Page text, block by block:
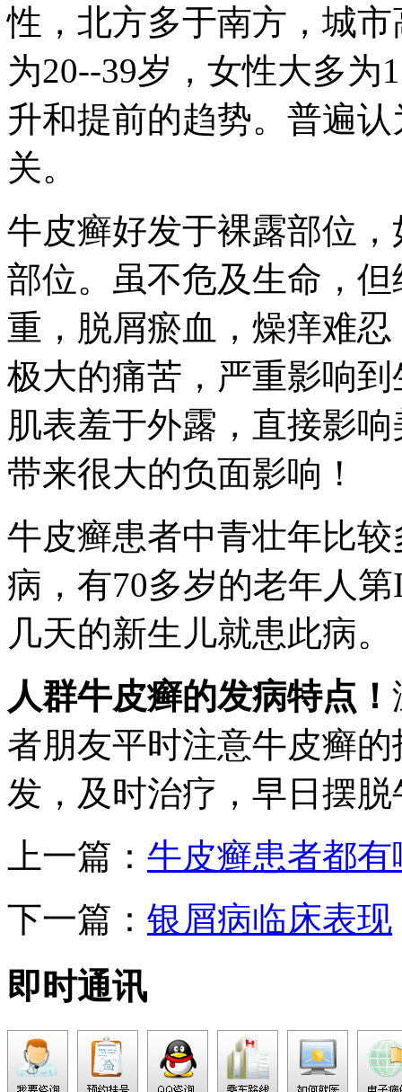
性，北方多于南方，城
为20--39岁，女性大多为
升和提前的趋势。普遍
关。
牛皮癣好发于裸露部位
部位。虽不危及生命，
重，脱屑瘀血，燥痒难
极大的痛苦，严重影响
肌表羞于外露，直接影
带来很大的负面影响！
牛皮癣患者中青壮年比
病，有70多岁的老年人
几天的新生儿就患此病。
人群牛皮癣的发病特点！
者朋友平时注意牛皮癣
发，及时治疗，早日摆
上一篇： 牛皮癣患者都
下一篇： 银屑病临床表现
即时通讯